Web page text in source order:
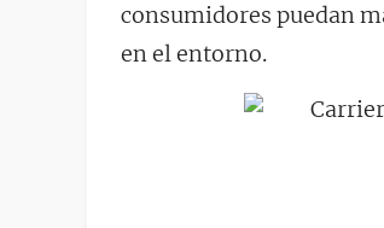
consumidores puedan
en el entorno.